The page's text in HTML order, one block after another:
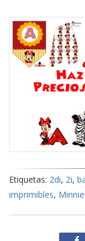
Etiquetas: 2di, 2i,
imprimibles,